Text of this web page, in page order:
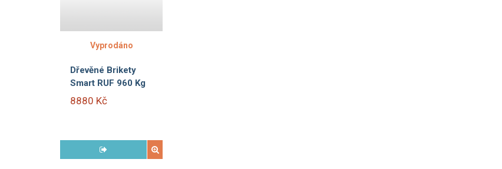
Vyprodáno
Dřevěné Brikety
Smart RUF 960 Kg
8880 Kč